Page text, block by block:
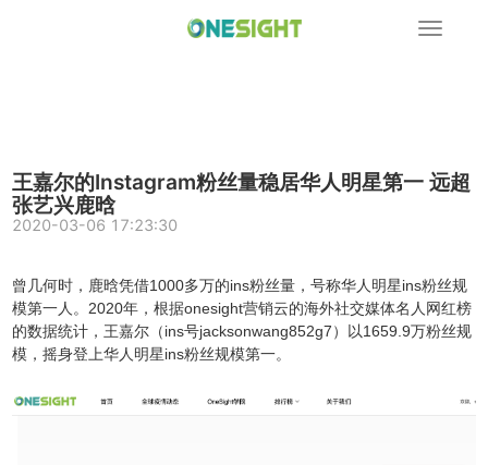
展
王嘉尔的Instagram粉丝量稳居华人明星第一 远超
张艺兴鹿晗
2020-03-06 17:23:30
曾几何时，鹿晗凭借1000多万的ins粉丝量，号称华人明星ins粉丝规
模第一人。2020年，根据onesight营销云的海外社交媒体名人网红榜
的数据统计，王嘉尔（ins号jacksonwang852g7）以1659.9万粉丝规
模，摇身登上华人明星ins粉丝规模第一。